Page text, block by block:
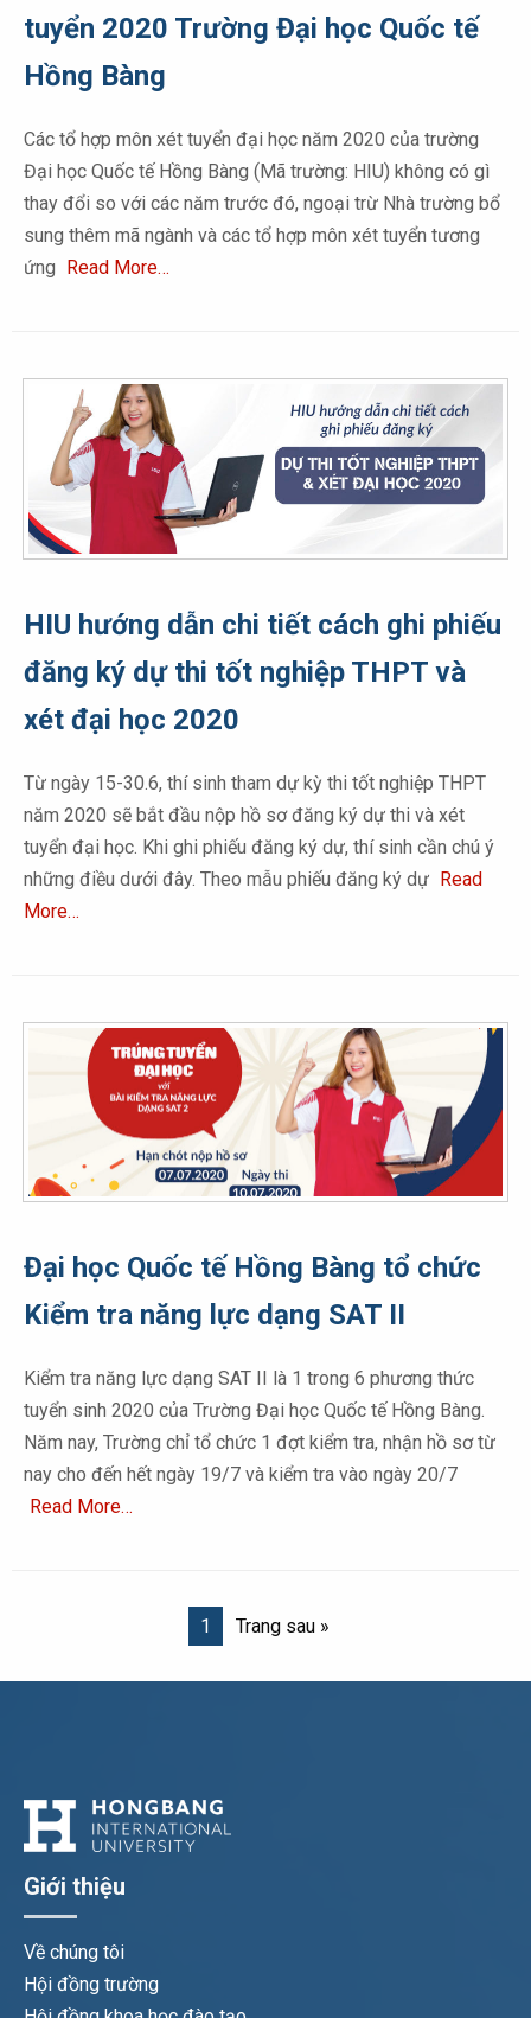
tuyển 2020 Trường Đại học Quốc tế
Hồng Bàng
Các tổ hợp môn xét tuyển đại học năm 2020 của trường
Đại học Quốc tế Hồng Bàng (Mã trường: HIU) không có gì
thay đổi so với các năm trước đó, ngoại trừ Nhà trường bổ
sung thêm mã ngành và các tổ hợp môn xét tuyển tương
ứng Read More…
HIU hướng dẫn chi tiết cách ghi phiếu
đăng ký dự thi tốt nghiệp THPT và
xét đại học 2020
Từ ngày 15-30.6, thí sinh tham dự kỳ thi tốt nghiệp THPT
năm 2020 sẽ bắt đầu nộp hồ sơ đăng ký dự thi và xét
tuyển đại học. Khi ghi phiếu đăng ký dự, thí sinh cần chú ý
những điều dưới đây. Theo mẫu phiếu đăng ký dự Read
More…
Đại học Quốc tế Hồng Bàng tổ chức
Kiểm tra năng lực dạng SAT II
Kiểm tra năng lực dạng SAT II là 1 trong 6 phương thức
tuyển sinh 2020 của Trường Đại học Quốc tế Hồng Bàng.
Năm nay, Trường chỉ tổ chức 1 đợt kiểm tra, nhận hồ sơ từ
nay cho đến hết ngày 19/7 và kiểm tra vào ngày 20/7
Read More…
1 Trang sau »
Giới thiệu
Về chúng tôi
Hội đồng trường